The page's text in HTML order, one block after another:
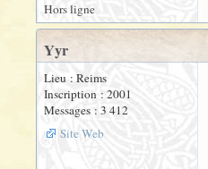
Hors ligne
Yyr
Lieu : Reims
Inscription : 2001
Messages : 3 412
Site Web